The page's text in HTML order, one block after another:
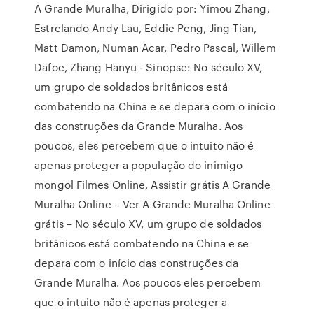
A Grande Muralha, Dirigido por: Yimou Zhang,
Estrelando Andy Lau, Eddie Peng, Jing Tian,
Matt Damon, Numan Acar, Pedro Pascal, Willem
Dafoe, Zhang Hanyu - Sinopse: No século XV,
um grupo de soldados britânicos está
combatendo na China e se depara com o início
das construções da Grande Muralha. Aos
poucos, eles percebem que o intuito não é
apenas proteger a população do inimigo
mongol Filmes Online, Assistir grátis A Grande
Muralha Online – Ver A Grande Muralha Online
grátis – No século XV, um grupo de soldados
britânicos está combatendo na China e se
depara com o início das construções da
Grande Muralha. Aos poucos eles percebem
que o intuito não é apenas proteger a